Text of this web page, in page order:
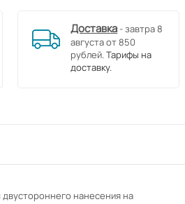
Доставка - завтра 8
августа от 850
рублей.Тарифы на
доставку.
нанесения на